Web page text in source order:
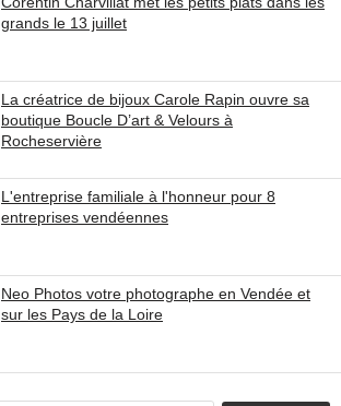
grands le 13 juillet
La créatrice de bijoux Carole Rapin ouvre sa
boutique Boucle D’art & Velours à
Rocheservière
L'entreprise familiale à l'honneur pour 8
entreprises vendéennes
Neo Photos votre photographe en Vendée et
sur les Pays de la Loire